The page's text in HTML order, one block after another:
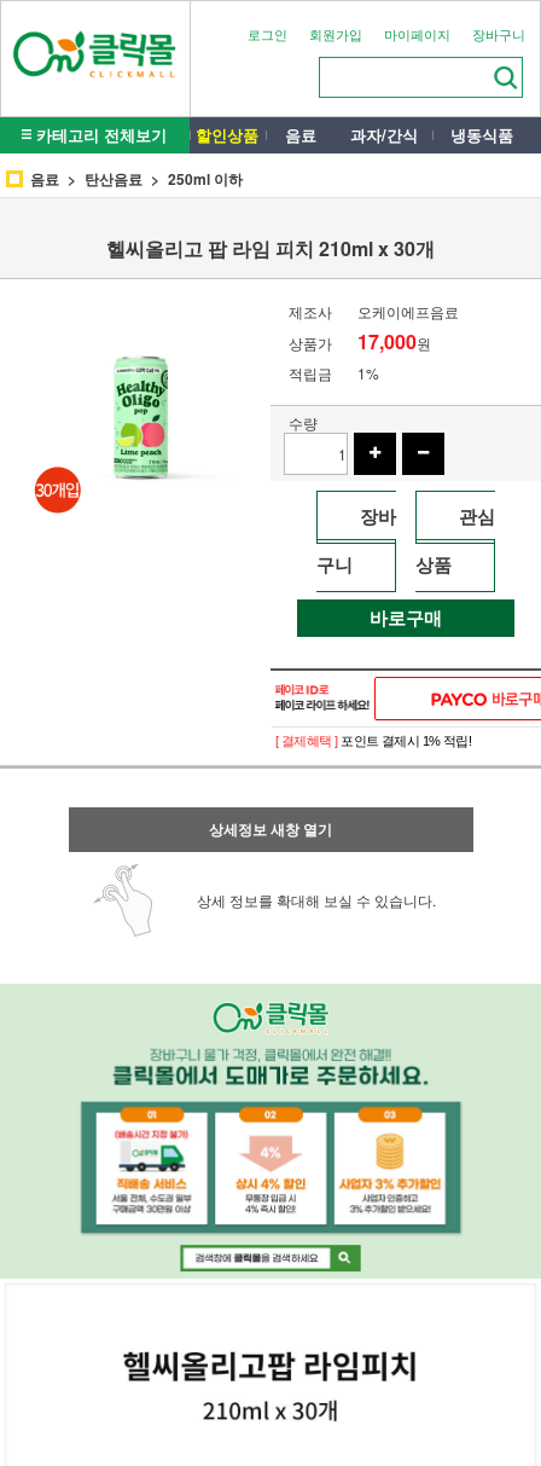
로그인 회원가입 마이페이지 장바구니
카테고리 전체보기 할인상품 음료 과자/간식 냉동식품
음료 탄산음료 250ml 이하
헬씨올리고 팝 라임 피치 210ml x 30개
제조사
오케이에프음료
상품가
17,000원
적립금
1%
수량
장바
구니
관심
상품
바로구매
페이코 ID로 페
[ 결제혜택 ] 포인트 결제시 1% 적립!
상세정보 새창 열기
상세 정보를 확대해 보실 수 있습니다.